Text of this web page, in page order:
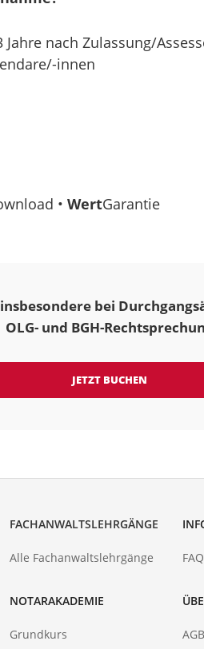
Jahre nach Zulassung/
innen
• WertGarantie
bei
OLG- und BGH-
JETZT BUCHEN
FACHANWALTSLEHRGÄNGE
Alle Fachanwaltslehrgänge
NOTARAKADEMIE
Grundkurs
FAQ
AGB